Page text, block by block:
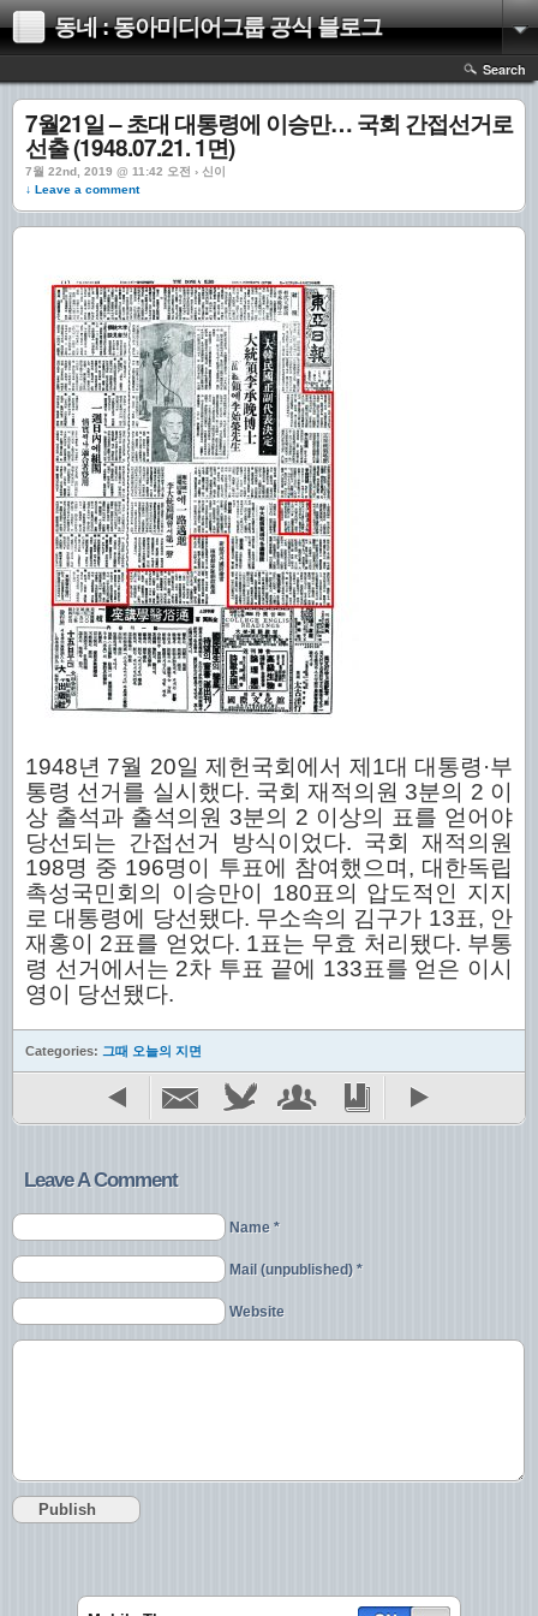
동네 : 동아미디어그룹 공식 블로그
Search
7월21일 – 초대 대통령에 이승만… 국회 간접선거로
선출 (1948.07.21. 1면)
7월 22nd, 2019 @ 11:42 오전 › 신이
↓ Leave a comment
1948년 7월 20일 제헌국회에서 제1대 대통령·부
통령 선거를 실시했다. 국회 재적의원 3분의 2 이
상 출석과 출석의원 3분의 2 이상의 표를 얻어야
당선되는 간접선거 방식이었다. 국회 재적의원
198명 중 196명이 투표에 참여했으며, 대한독립
촉성국민회의 이승만이 180표의 압도적인 지지
로 대통령에 당선됐다. 무소속의 김구가 13표, 안
재홍이 2표를 얻었다. 1표는 무효 처리됐다. 부통
령 선거에서는 2차 투표 끝에 133표를 얻은 이시
영이 당선됐다.
Categories: 그때 오늘의 지면
Leave A Comment
Name *
Mail (unpublished) *
Website